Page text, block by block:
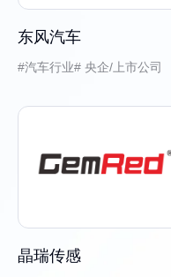
东风汽车
汽车行业 央企/上市公司
晶瑞传感